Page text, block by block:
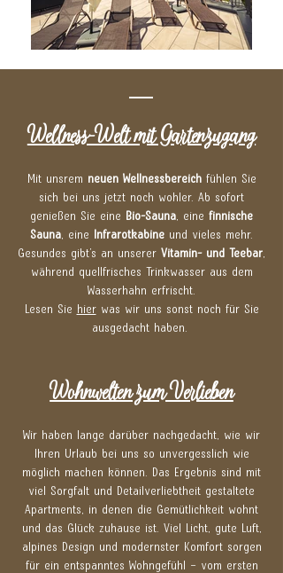
Wellness-Welt mit Gartenzugang
Mit unsrem neuen Wellnessbereichfühlen Sie
sich bei uns jetzt noch wohler. Ab sofort
genießen Sie eine Bio-Sauna , eine finnische
Sauna , eine Infrarotkabine und vieles mehr.
Gesundes gibt’s an unserer Vitamin- und Teebar
während quellfrisches Trinkwasser aus dem
Wasserhahn erfrischt.
Lesen Sie hierwas wir uns sonst noch für Sie
ausgedacht haben.
Wohnwelten zum Verlieben
Wir haben lange darüber nachgedacht, wie wir
Ihren Urlaub bei uns so unvergesslich wie
möglich machen können. Das Ergebnis sind mit
viel Sorgfalt und Detailverliebtheit gestaltete
Apartments, in denen die Gemütlichkeit wohnt
und das Glück zuhause ist. Viel Licht, gute Luft,
alpines Design und modernster Komfort sorgen
für ein entspanntes Wohngefühl – vom ersten